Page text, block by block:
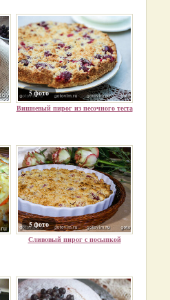
5 фото
Вишневый пирог из песочного теста
5 фото
Сливовый пирог с посыпкой